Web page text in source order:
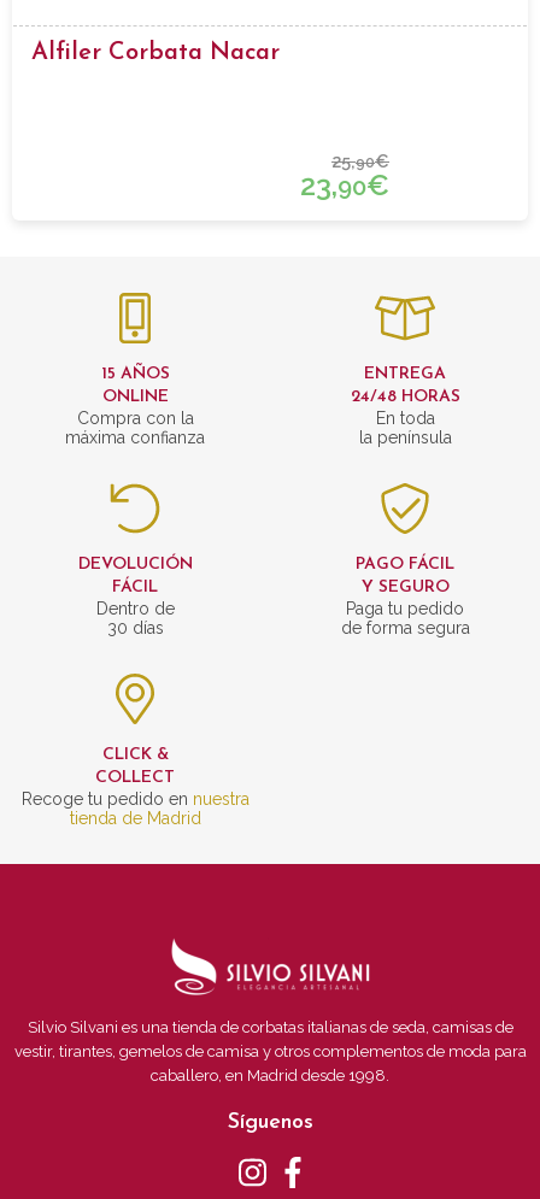
Alfiler Corbata Nacar
25,90€
23,90€
15 AÑOS
ONLINE
Compra con la
máxima confianza
ENTREGA
24/48 HORAS
En toda
la península
DEVOLUCIÓN
FÁCIL
Dentro de
30 días
PAGO FÁCIL
Y SEGURO
Paga tu pedido
de forma segura
CLICK &
COLLECT
Recoge tu pedido en nuestra
tienda de Madrid
Silvio Silvani es una tienda de corbatas italianas de seda, camisas de
vestir, tirantes, gemelos de camisa y otros complementos de moda para
caballero, en Madrid desde 1998.
Síguenos